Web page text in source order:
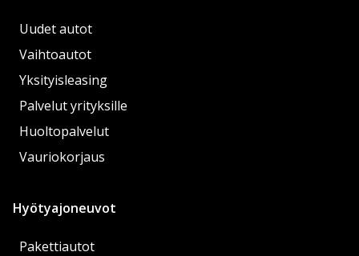
Uudet autot
Vaihtoautot
Yksityisleasing
Palvelut yrityksille
Huoltopalvelut
Vauriokorjaus
Hyötyajoneuvot
Pakettiautot